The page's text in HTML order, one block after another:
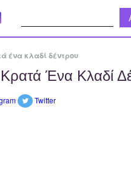
ένα κλαδί δέντρου
Ένα Κλαδί
Twitter